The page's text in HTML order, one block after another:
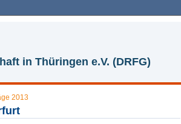
in Thüringen e.V. (DRFG)
2013